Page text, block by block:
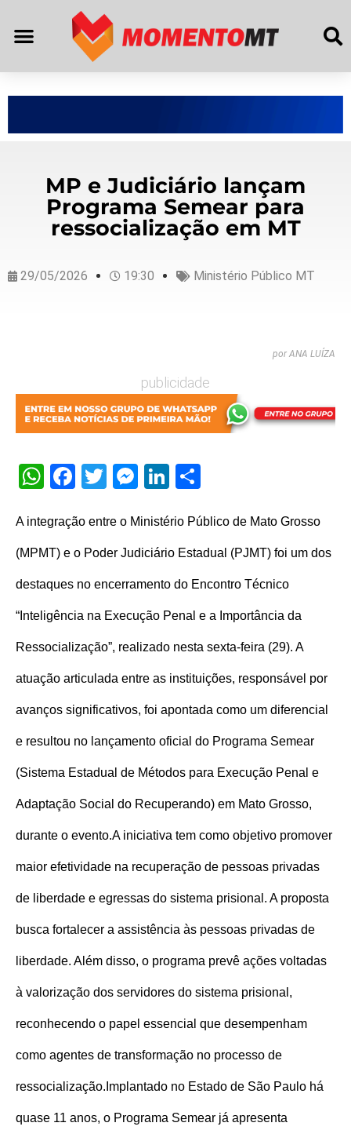
MP e Judiciário lançam
Programa Semear para
ressocialização em MT
29/05/2026 19:30 Ministério Público MT
por ANA LUÍZA
publicidade
WhatsApp
Facebook
Twitter
Messenger
LinkedIn
A integração entre o Ministério Público de Mato Grosso
(MPMT) e o Poder Judiciário Estadual (PJMT) foi um dos
destaques no encerramento do Encontro Técnico
“Inteligência na Execução Penal e a Importância da
Ressocialização”, realizado nesta sexta-feira (29). A
atuação articulada entre as instituições, responsável por
avanços significativos, foi apontada como um diferencial
e resultou no lançamento oficial do Programa Semear
(Sistema Estadual de Métodos para Execução Penal e
Adaptação Social do Recuperando) em Mato Grosso,
durante o evento.A iniciativa tem como objetivo promover
maior efetividade na recuperação de pessoas privadas
de liberdade e egressas do sistema prisional. A proposta
busca fortalecer a assistência às pessoas privadas de
liberdade. Além disso, o programa prevê ações voltadas
à valorização dos servidores do sistema prisional,
reconhecendo o papel essencial que desempenham
como agentes de transformação no processo de
ressocialização. Implantado no Estado de São Paulo há
quase 11 anos, o Programa Semear já apresenta